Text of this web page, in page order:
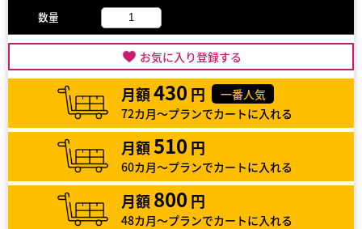
数量
お気に入り登録する
月額430 円
一番人気
72カ月～プランでカートに入れる
月額510 円
60カ月～プランでカートに入れる
月額 800 円
48カ月～プランでカートに入れる